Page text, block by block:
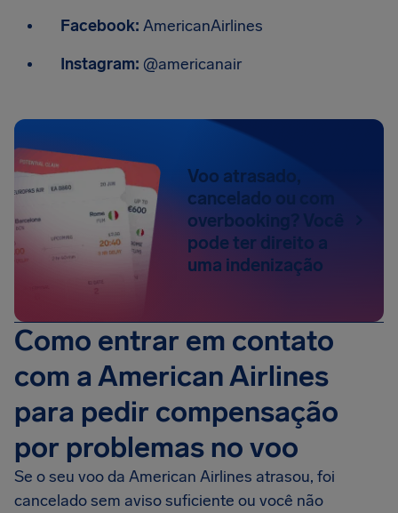
Facebook: AmericanAirlines
Instagram: @americanair
Voo atrasado,
cancelado ou com
overbooking? Você
pode ter direito a
uma indenização
Como entrar em contato
com a American Airlines
para pedir compensação
por problemas no voo
Se o seu voo da American Airlines atrasou, foi
cancelado sem aviso suficiente ou você não